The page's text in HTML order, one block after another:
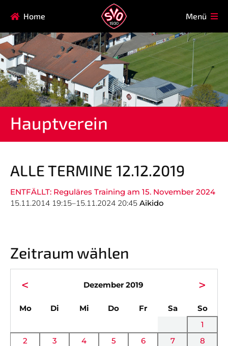
Home Menü
Hauptverein
ALLE TERMINE 12.12.2019
ENTFÄLLT: Reguläres Training am 15. November 2024
15.11.2014 19:15–15.11.2024 20:45 Aikido
Zeitraum wählen
< Dezember 2019 >
Montag Dienstag
Mittwoch
Donnerstag
Freitag SamstagSo
1
2
3 4 5 6 7
8
Navigation
überspringen
HAUPTVEREIN
MITGLIEDSCHAFT
FAQ
Navigation
überspringen
AIKIDO
EISSTOCK
FITNESSKURSE
FUSSBALL
GARDE
GESUNDHEITSSPORT
KINDERTURNEN
KYUDO
REHASPORT
TAEKWONDO
TENNIS
Navigation
überspringen
SVO
Mitgliedschaft
Ehrenmitglieder
Verwaltung Intern
INFO
Alle Termine
Anfahrt
Fanshop